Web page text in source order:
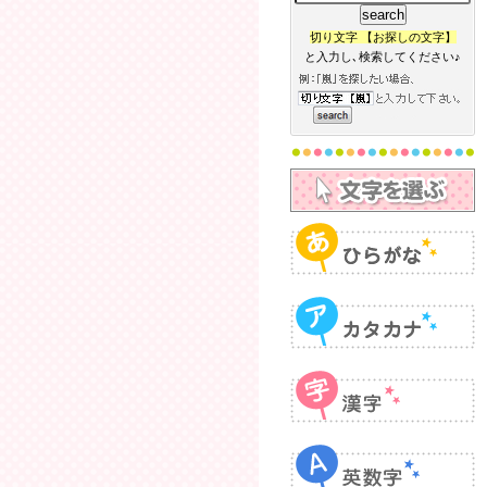
切り文字 【お探しの文字】
と入力し､検索してください♪